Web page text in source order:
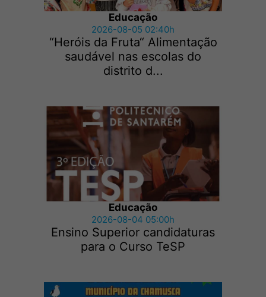
Educação
2026-08-05 02:40h
“Heróis da Fruta“ Alimentação
saudável nas escolas do
distrito d...
Educação
2026-08-04 05:00h
Ensino Superior candidaturas
para o Curso TeSP